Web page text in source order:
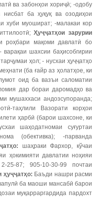
ва забонҳои хориҷӣ; -одобу
ба ҳуқуқ ва озодиҳои
хуби муошират; -малакаи кор
Ҳуҷҷатҳои зарурии
роҳбари мақоми давлатӣ бо
шахсии баҳисобгирии
ҳол; - нусхаи ҳуҷҷатҳо
(ба ғайр аз ҳолатҳое, ки
оид ба вазъи саломатии
дар бораи даромадҳо ва
мушаххаси андозсупоранда;
таҳлили Вазорати корҳои
ҳарбӣ (барои шахсоне, ки
шаҳодатномаи суғуртаи
(обективка); -парванда
шаҳраки Фархор, кўчаи
ҳокимияти давлатии ноҳияи
25-87; 905-10-30-99 почтаи
ҳуҷҷатҳо: Баъди нашри расми
ба маоши мансабӣ барои
муқарраргардида пардохт